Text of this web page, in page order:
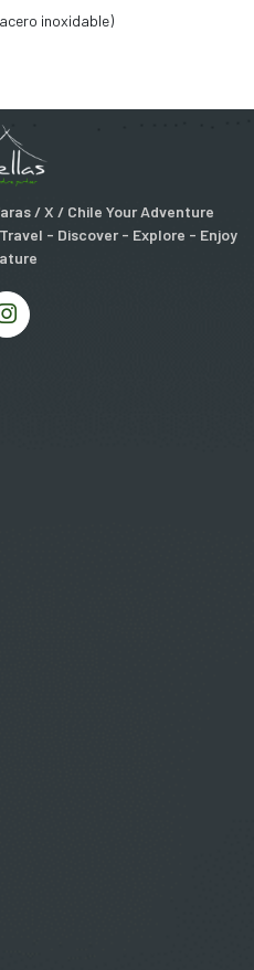
inoxidable)
/ X / Chile Your Adventure
- Discover - Explore - Enjoy